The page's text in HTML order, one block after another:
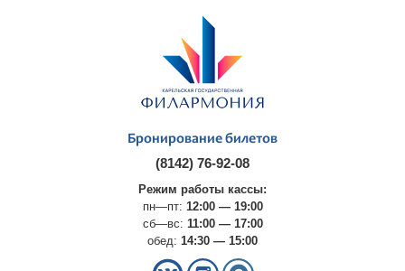
Бронирование билетов
(8142) 76-92-08
Режим работы кассы:
пн—пт: 12:00 — 19:00
сб—вс: 11:00 — 17:00
обед: 14:30 — 15:00